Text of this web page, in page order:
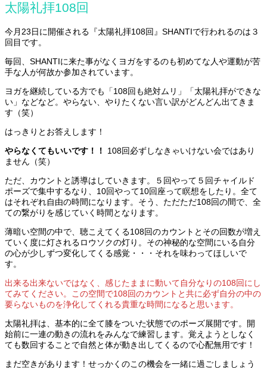
太陽礼拝108回
今月23日に開催される『太陽礼拝108回』SHANTIで行われるのは３
回目です。
毎回、SHANTIに来た事がなくヨガをするのも初めてな人や運動が苦
手な人が何故か参加されています。
ヨガを継続している方でも「108回も絶対ムリ」「太陽礼拝ができな
い」などなど。やらない、やりたくない言い訳がどんどん出てきま
す（笑）
はっきりとお答えします！
やらなくてもいいです！！
108回必ずしなきゃいけない会ではあり
ません（笑）
ただ、カウントと誘導はしていきます。５回やって５回チャイルド
ポーズで集中するなり、10回やって10回座って瞑想をしたり。全て
はそれぞれ自由の時間になります。そう、ただただ108回の間で、全
ての繋がりを感じていく時間となります。
薄暗い空間の中で、聴こえてくる108回のカウントとその回数が増え
ていく度に灯されるロウソクの灯り。その神秘的な空間にいる自分
の心が少しずつ変化してくる感覚・・・それを味わってほしいで
す。
出来る出来ないではなく、感じたままに動いて自分なりの108回にし
てみてください。この空間で108回のカウントと共に必ず自分の中の
要らないものを浄化してくれる貴重な時間になると思います。
太陽礼拝は、基本的に全て膝をついた状態でのポーズ展開です。開
始前に一連の動きの流れをみんなで練習します。覚えようとしなく
ても数回することで自然と体が動き出してくるので心配無用です！
まだ空きがあります！せっかくのこの機会を一緒に過ごしましょう